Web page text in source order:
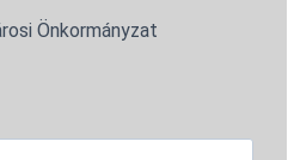
Önkormányzat